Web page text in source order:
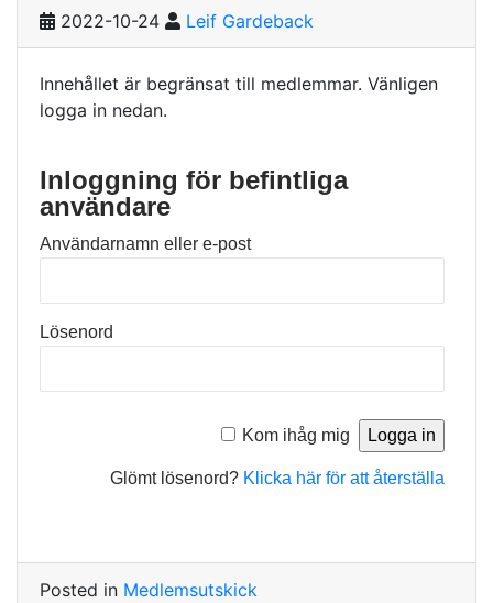
2022-10-24 Leif Gardeback
Innehållet är begränsat till medlemmar. Vänligen
logga in nedan.
Inloggning för befintliga
användare
Användarnamn eller e-post
Lösenord
Kom ihåg mig
Glömt lösenord? Klicka här för att återställa
Posted in Medlemsutskick